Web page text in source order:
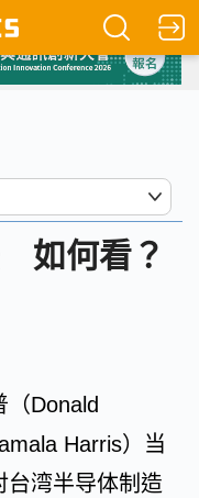
如何看？
（Donald
Harris）当
台湾半导体制造